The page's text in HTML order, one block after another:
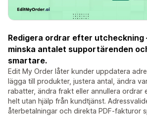
Redigera ordrar efter utcheckning
minska antalet supportärenden
smartare.
Edit My Order låter kunder uppdatera
lägga till produkter, justera antal, ändra
rabatter, ändra frakt eller annullera ordrar
helt utan hjälp från kundtjänst.
återbetalningar och direkta PDF-fakturor